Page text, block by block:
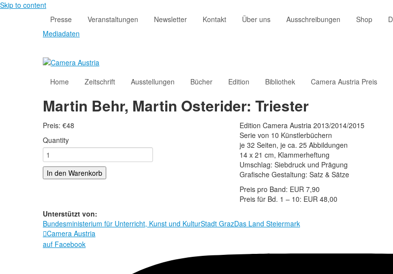
Skip to content
Presse
Veranstaltungen Newsletter Kontakt Über uns Ausschreibungen Shop
Mediadaten
Home Zeitschrift Ausstellungen Bücher Edition Bibliothek Camera Austria Preis
Martin Behr, Martin Osterider: Triester
Preis: €48
Quantity
In den Warenkorb
Edition Camera Austria 2013/2014/2015
Serie von 10 Künstlerbüchern
je 32 Seiten, je ca. 25 Abbildungen
14 x 21 cm, Klammerheftung
Umschlag: Siebdruck und Prägung
Grafische Gestaltung: Satz & Sätze
Preis pro Band: EUR 7,90
Preis für Bd. 1 – 10: EUR 48,00
Unterstützt von:
Bundesministerium für Unterricht, Kunst und KulturStadt GrazDas Land Steiermark
Camera Austria
auf Facebook